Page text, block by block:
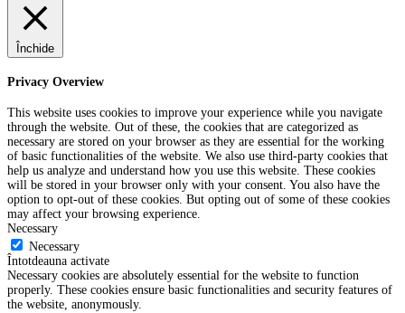
Închide
Privacy Overview
This website uses cookies to improve your experience while you navigate
through the website. Out of these, the cookies that are categorized as
necessary are stored on your browser as they are essential for the working
of basic functionalities of the website. We also use third-party cookies that
help us analyze and understand how you use this website. These cookies
will be stored in your browser only with your consent. You also have the
option to opt-out of these cookies. But opting out of some of these cookies
may affect your browsing experience.
Necessary
Necessary
Întotdeauna activate
Necessary cookies are absolutely essential for the website to function
properly. These cookies ensure basic functionalities and security features of
the website, anonymously.